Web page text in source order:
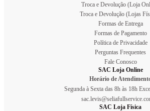
Troca e Devolução (Loja
Troca e Devolução (Lojas
Formas de Entrega
Formas de Pagamento
Política de Privacidade
Perguntas Frequentes
Fale Conosco
SAC Loja Online
Horário de
Segunda à Sexta das 8h às 18h
SAC Loja Física